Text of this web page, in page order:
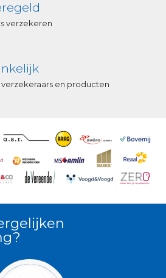
verzekeren
en producten